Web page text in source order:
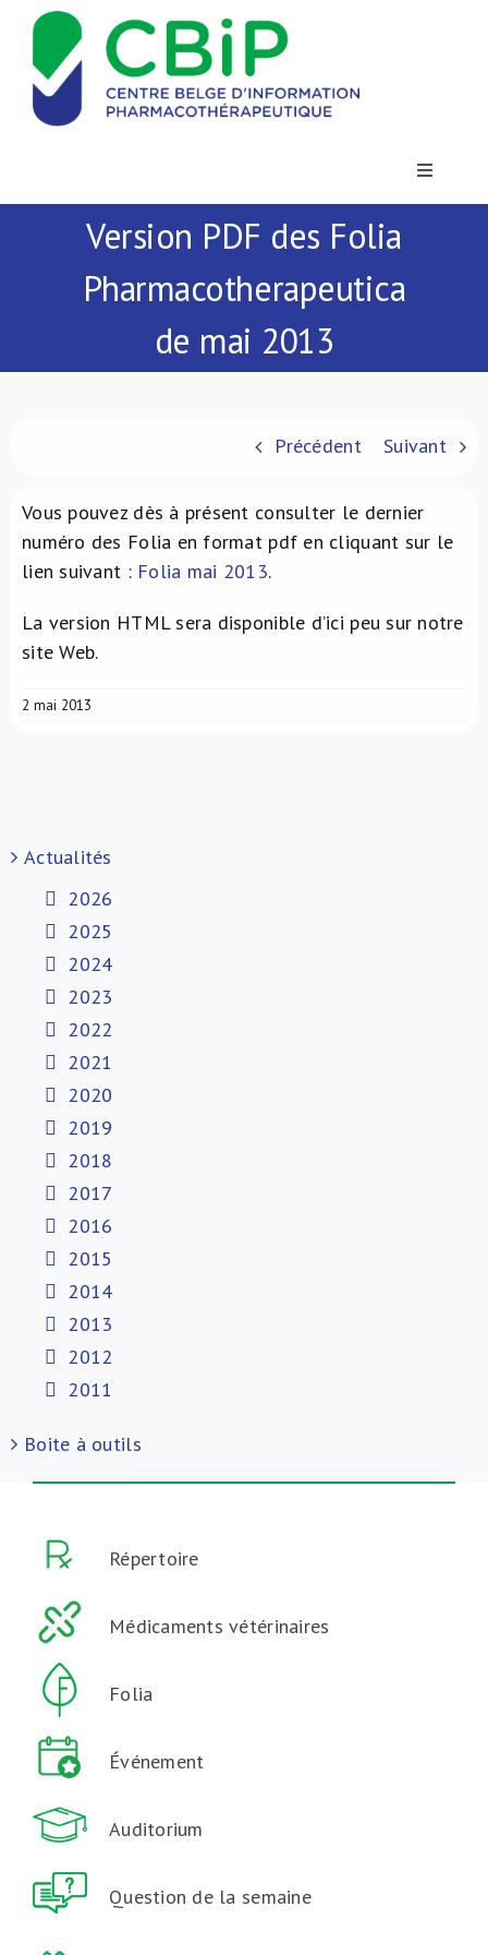
Passer
contenu
Toggle
Actualités
Publications
Formations
À propos de nous
Version PDF des Folia
Pharmacotherapeutica
de mai 2013
Précédent Suivant
Vous pouvez dès à présent consulter le dernier
numéro des Folia en format pdf en cliquant sur le
lien suivant : Folia mai 2013.
La version HTML sera disponible d’ici peu sur notre
site Web.
2 mai 2013
Actualités
2026
2025
2024
2023
2022
2021
2020
2019
2018
2017
2016
2015
2014
2013
2012
2011
Boite à outils
Répertoire
Médicaments vétérinaires
Folia
Événement
Auditorium
Question de la semaine